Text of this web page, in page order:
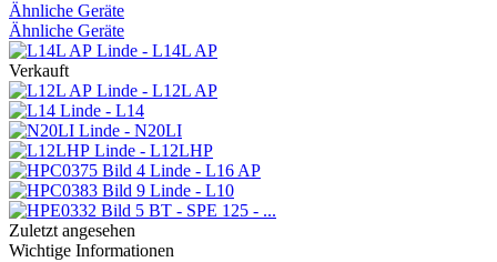
Ähnliche Geräte
Ähnliche Geräte
Linde - L14L AP
Verkauft
Linde - L12L AP
Linde - L14
Linde - N20LI
Linde - L12LHP
Linde - L16 AP
Linde - L10
BT - SPE 125 - ...
Zuletzt angesehen
Wichtige Informationen